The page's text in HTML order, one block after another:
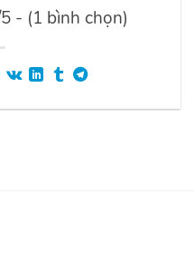
- (1 bình chọn)